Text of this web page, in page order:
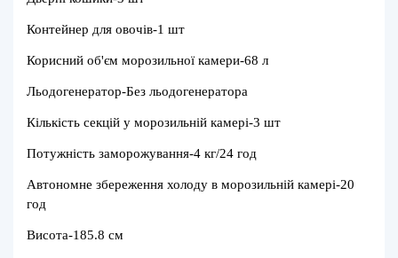
Контейнер для овочів-1 шт
Корисний об'єм морозильної камери-68 л
Льодогенератор-Без льодогенератора
Кількість секцій у морозильній камері-3 шт
Потужність заморожування-4 кг/24 год
Автономне збереження холоду в морозильній камері-20
год
Висота-185.8 см